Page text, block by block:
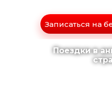
Записаться на
Поездки в